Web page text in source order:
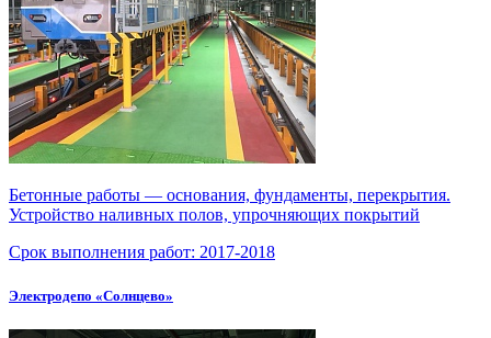
Бетонные работы — основания, фундаменты, перекрытия.
Устройство наливных полов, упрочняющих покрытий
Срок выполнения работ: 2017-2018
Электродепо «Солнцево»